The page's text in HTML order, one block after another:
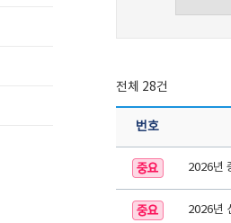
전체 28건
번호
2026년
2026년